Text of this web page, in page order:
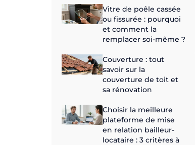
Vitre de poêle cassée
ou fissurée : pourquoi
et comment la
remplacer soi-même ?
Couverture : tout
savoir sur la
couverture de toit et
sa rénovation
Choisir la meilleure
plateforme de mise
en relation bailleur-
locataire : 3 critères à